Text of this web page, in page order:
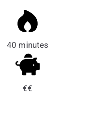
40 minutes
€€